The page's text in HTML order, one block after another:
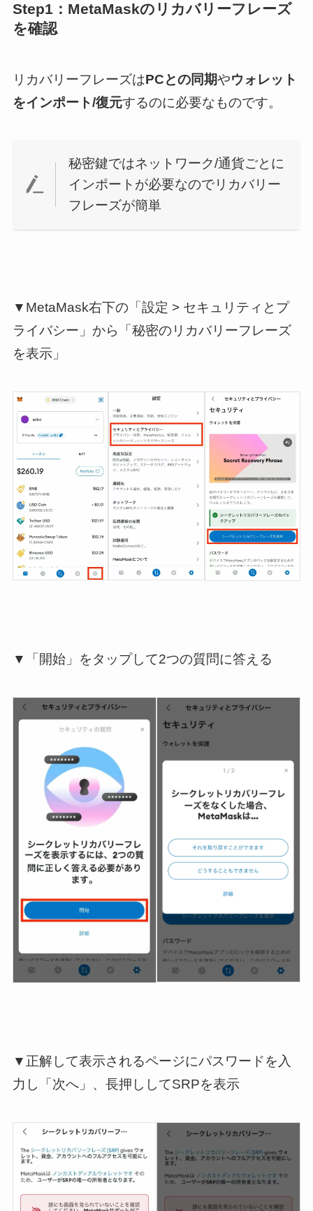
Step1：MetaMaskのリカバリーフレーズ
を確認
リカバリーフレーズはPCとの同期やウォレット
をインポート/復元するのに必要なものです。
秘密鍵ではネットワーク/通貨ごとに
インポートが必要なのでリカバリー
フレーズが簡単
▼ MetaMask右下の「設定 > セキュリティとプ
ライバシー」から「秘密のリカバリーフレーズ
を表示」
▼「開始」をタップして2つの質問に答える
▼正解して表示されるページにパスワードを入
力し「次へ」、長押ししてSRPを表示